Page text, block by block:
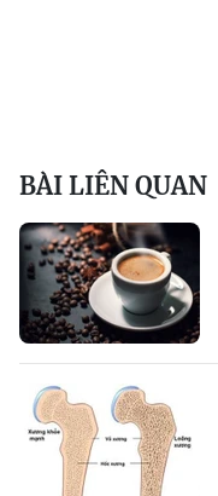
BÀI LIÊN QUAN